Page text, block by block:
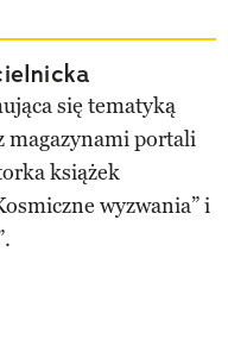
się tematyką
magazynami portali
książek
wyzwania” i